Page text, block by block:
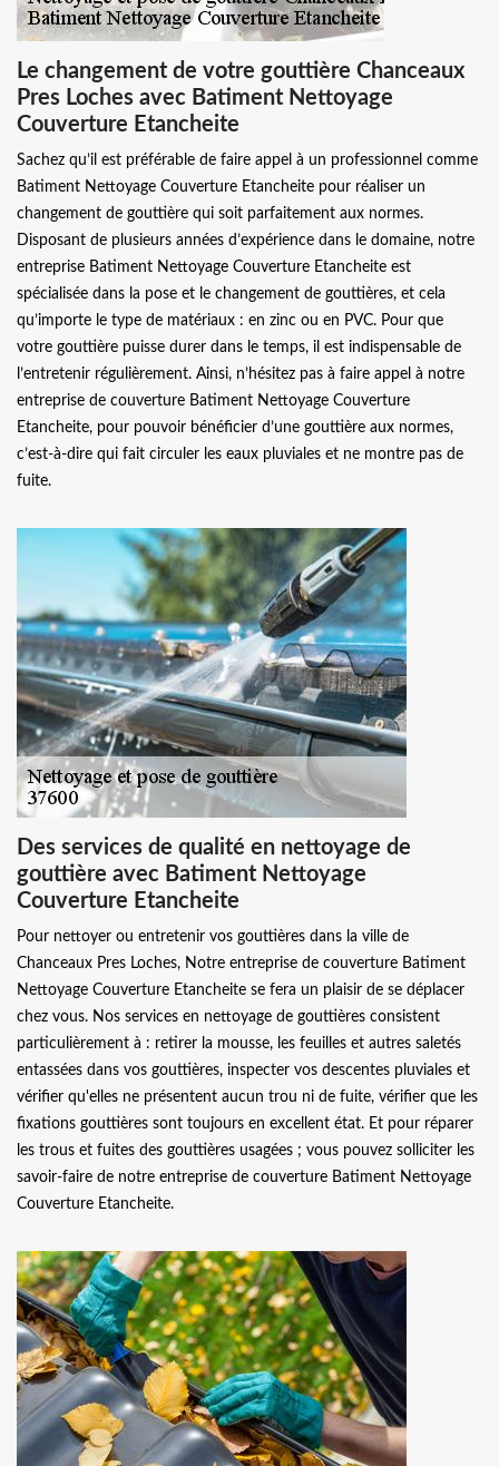
Le changement de votre gouttière Chanceaux
Pres Loches avec Batiment Nettoyage
Couverture Etancheite
Sachez qu’il est préférable de faire appel à un professionnel comme
Batiment Nettoyage Couverture Etancheite pour réaliser un
changement de gouttière qui soit parfaitement aux normes.
Disposant de plusieurs années d’expérience dans le domaine, notre
entreprise Batiment Nettoyage Couverture Etancheite est
spécialisée dans la pose et le changement de gouttières, et cela
qu’importe le type de matériaux : en zinc ou en PVC. Pour que
votre gouttière puisse durer dans le temps, il est indispensable de
l’entretenir régulièrement. Ainsi, n’hésitez pas à faire appel à notre
entreprise de couverture Batiment Nettoyage Couverture
Etancheite, pour pouvoir bénéficier d’une gouttière aux normes,
c’est-à-dire qui fait circuler les eaux pluviales et ne montre pas de
fuite.
Des services de qualité en nettoyage de
gouttière avec Batiment Nettoyage
Couverture Etancheite
Pour nettoyer ou entretenir vos gouttières dans la ville de
Chanceaux Pres Loches, Notre entreprise de couverture Batiment
Nettoyage Couverture Etancheite se fera un plaisir de se déplacer
chez vous. Nos services en nettoyage de gouttières consistent
particulièrement à : retirer la mousse, les feuilles et autres saletés
entassées dans vos gouttières, inspecter vos descentes pluviales et
vérifier qu'elles ne présentent aucun trou ni de fuite, vérifier que les
fixations gouttières sont toujours en excellent état. Et pour réparer
les trous et fuites des gouttières usagées ; vous pouvez solliciter les
savoir-faire de notre entreprise de couverture Batiment Nettoyage
Couverture Etancheite.